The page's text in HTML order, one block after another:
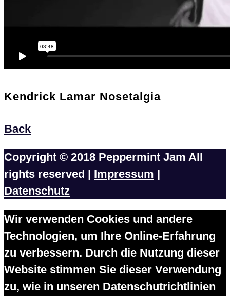
Kendrick Lamar Nosetalgia
Back
Copyright © 2018 Peppermint Jam All
rights reserved | Impressum |
Datenschutz
Wir verwenden Cookies und andere
Technologien, um Ihre Online-Erfahrung
zu verbessern. Durch die Nutzung dieser
Website stimmen Sie dieser Verwendung
zu, wie in unseren Datenschutrichtlinien